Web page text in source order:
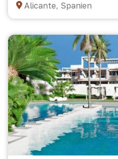
Alicante, Spanien